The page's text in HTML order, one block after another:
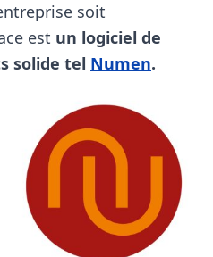
soit
est un logiciel de
solide tel Numen.